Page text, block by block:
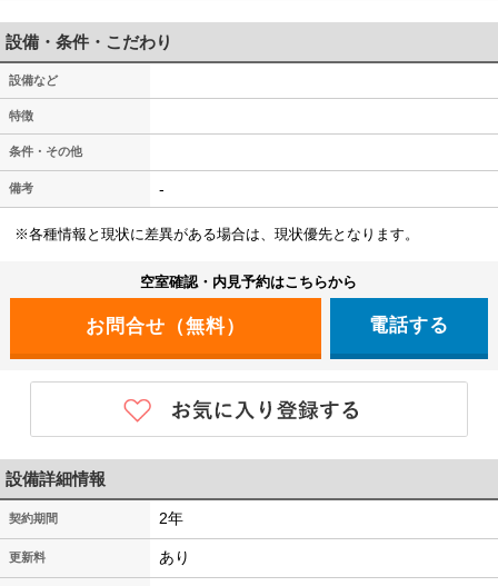
設備・条件・こだわり
設備など
特徴
条件・その他
備考 -
※各種情報と現状に差異がある場合は、現状優先となります。
空室確認・内見予約はこちらから
電話する
設備詳細情報
契約期間 2年
更新料 あり